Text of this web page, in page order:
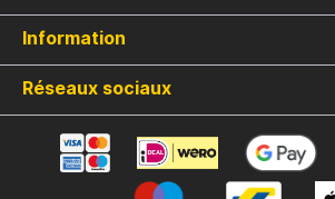
Information
Réseaux sociaux